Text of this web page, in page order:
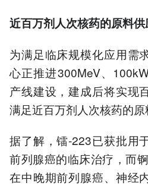
近百万剂人次核药的原料供
为满足临床规模化应用需
心正推进300MeV、
产线建设，建成后将实现
满足近百万剂人次核药的原
据了解，镭-223已获批用
前列腺癌的临床治疗，而
在中晚期前列腺癌、神经